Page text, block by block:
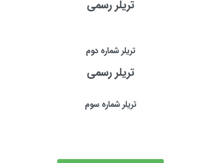
تریلر رسمی
تریلر شماره دوم
تریلر رسمی
تریلر شماره سوم